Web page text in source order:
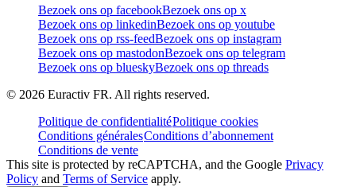
Bezoek ons op facebookBezoek ons op x
Bezoek ons op linkedinBezoek ons op youtube
Bezoek ons op rss-feedBezoek ons op instagram
Bezoek ons op mastodonBezoek ons op telegram
Bezoek ons op blueskyBezoek ons op threads
© 2026 Euractiv FR. All rights reserved.
Politique de confidentialitéPolitique cookies
Conditions généralesConditions d’abonnement
Conditions de vente
This site is protected by reCAPTCHA, and the Google Privacy
Policy and Terms of Service apply.